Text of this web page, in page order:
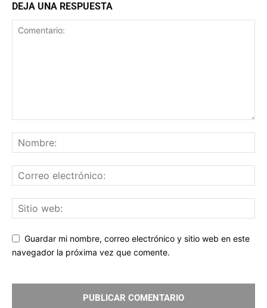
DEJA UNA RESPUESTA
Guardar mi nombre, correo electrónico y sitio web en este
navegador la próxima vez que comente.